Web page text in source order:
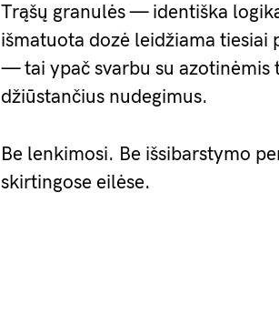
Trąšų granulės — identiška
išmatuota dozė leidžiama tiesiai
— tai ypač svarbu su azotinėmis
džiūstančius nudegimus.
Be lenkimosi. Be išsibarstymo
skirtingose eilėse.